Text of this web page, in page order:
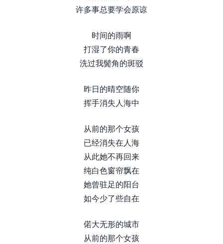
许多事总要学会原谅
时间的雨啊
打湿了你的青春
洗过我鬓角的斑驳
昨日的晴空随你
挥手消失人海中
从前的那个女孩
已经消失在人海
从此她不再回来
纯白色窗帘飘在
她曾驻足的阳台
如今少了些自在
偌大无形的城市
从前的那个女孩